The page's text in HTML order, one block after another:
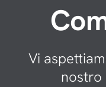
Vi
nostro